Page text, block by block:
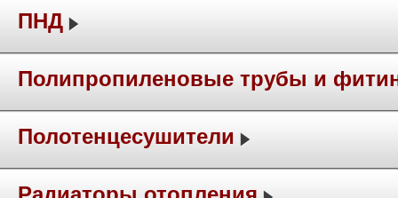
ПНД
Полипропиленовые трубы и
Полотенцесушители